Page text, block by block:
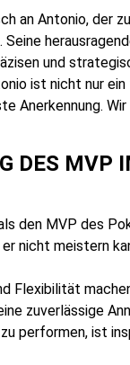
an Antonio, der
Seine
und
ist nicht nur
Anerkennung.
DES MVP
den MVP des
nicht meistern
Flexibilität
zuverlässige
performen, ist